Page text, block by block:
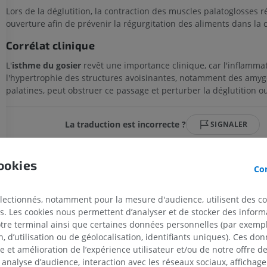
Lors de la déglutition, la contraction des muscles palatoglosses
ouverture afin de prévenir la régurgitation des aliments dans la
Corrélat clinique
L'isthme du gosierrevêt une importance clinique, car
l'hypertrophie des structures avoisinantes, notamment des
palatines, peut obstruer ce passage et perturber la déglutition
La traduction est incorrecte ? SIGNALER
Références
2023 Jun 5]. In: StatPearls [Internet]. Treasure Island (FL): StatPearls
Available from:https://www.ncbi.nlm.nih.gov/books/NBK538296/
Standring, S. (2015)Grays Anatomy: The Anatomical Basis of Clinical
London: Churchill Livingstone Elsevier. Chapter 31, Oral cavity.
SUPÉRIEUR
IRM du membre supérieur
IRM
MEMBRE INFÉRIEUR
Membre
Illustrations
notamment pour la mesure d'audience, utilisent des
Les cookies nous permettent d’analyser et de stocker des
terminal ainsi que certaines données personnelles (par
d’utilisation ou de géolocalisation, identifiants uniques). Ces
et amélioration de l’expérience utilisateur et/ou de notre offre
d’audience, interaction avec les réseaux sociaux,